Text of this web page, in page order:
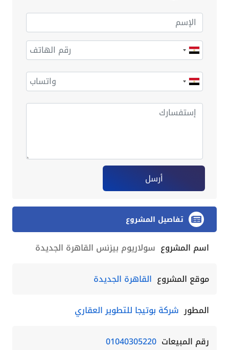
أرسل
تفاصيل المشروع
اسم المشروع سولاريوم بيزنس القاهرة الجديدة
موقع المشروع القاهرة الجديدة
المطور شركة بوتيجا للتطوير العقاري
رقم المبيعات 01040305220